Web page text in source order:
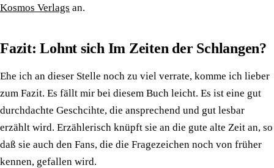
Kosmos Verlags an.
Fazit: Lohnt sich Im Zeiten der Schlangen?
Ehe ich an dieser Stelle noch zu viel verrate, komme ich lieber
zum Fazit. Es fällt mir bei diesem Buch leicht. Es ist eine gut
durchdachte Geschcihte, die ansprechend und gut lesbar
erzählt wird. Erzählerisch knüpft sie an die gute alte Zeit an, so
daß sie auch den Fans, die die Fragezeichen noch von früher
kennen, gefallen wird.